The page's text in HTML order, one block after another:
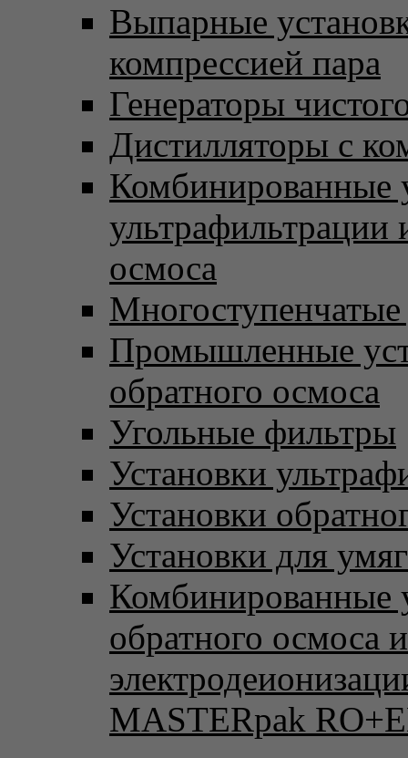
Выпарные
компрессией пара
Генераторы
Дистилляторы с
Комбинированные
ультрафильтрации
осмоса
Промышленные
обратного осмоса
Угольные фильтры
Установки
Установки
Установки для
Комбинированные
обратного осмоса и
MASTERpak